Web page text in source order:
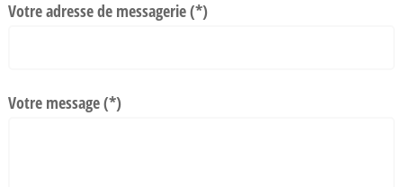
Votre adresse de messagerie (*)
Votre message (*)